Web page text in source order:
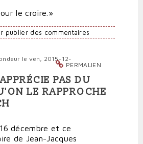
le croire.»
publier des commentaires
PERMALIEN
le ven, 2015-12-
PAS DU
LE RAPPROCHE
décembre et ce
de Jean-Jacques